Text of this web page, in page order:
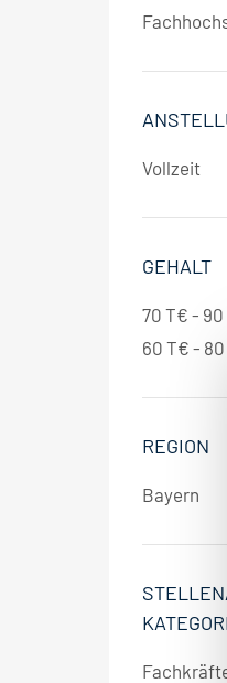
Vollzeit
GEHALT
70 T€ -
60 T€ - 80
REGION
Bayern